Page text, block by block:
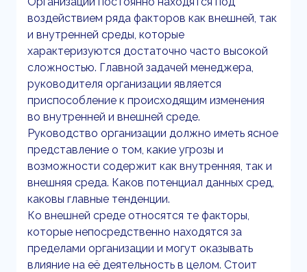
воздействием ряда факторов как внешней, так
и внутренней среды, которые
характеризуются достаточно часто высокой
сложностью. Главной задачей менеджера,
руководителя организации является
приспособление к происходящим изменения
во внутренней и внешней среде.
Руководство организации должно иметь ясное
представление о том, какие угрозы и
возможности содержит как внутренняя, так и
внешняя среда. Каков потенциал данных сред,
каковы главные тенденции.
Ко внешней среде относятся те факторы,
которые непосредственно находятся за
пределами организации и могут оказывать
влияние на её деятельность в целом. Стоит